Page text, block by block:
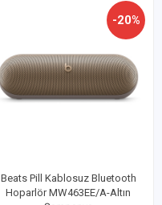
-20%
Beats Pill Kablosuz Bluetooth
Hoparlör MW463EE/A-Altın